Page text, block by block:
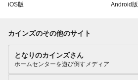
iOS版 Android版
カインズのその他のサイト
となりのカインズさん
ホームセンターを遊び倒すメディア